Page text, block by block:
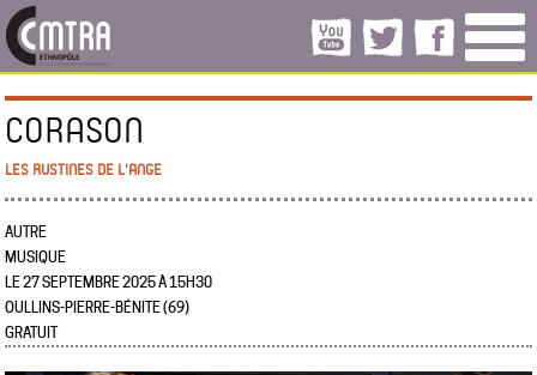
CORASON
LES RUSTINES DE L'ANGE
AUTRE
MUSIQUE
LE 27 SEPTEMBRE 2025 À 15H30
OULLINS-PIERRE-BÉNITE (69)
GRATUIT